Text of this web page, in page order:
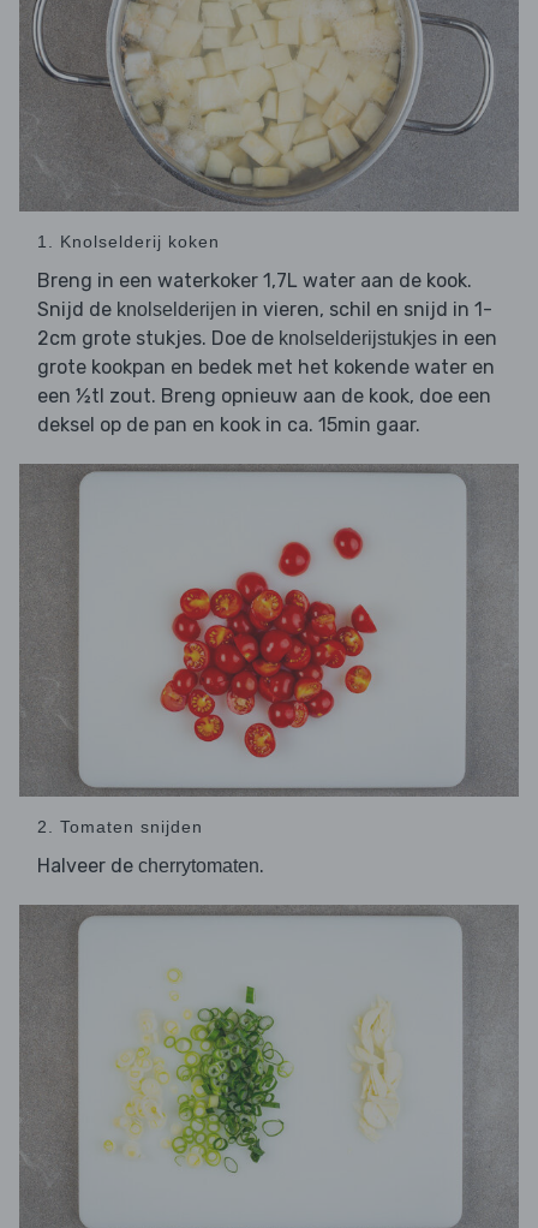
1. Knolselderij koken
Breng in een waterkoker 1,7L water aan de kook.
Snijd de knolselderijen in vieren, schil en snijd in 1-
2cm grote stukjes. Doe de knolselderijstukjes in een
grote kookpan en bedek met het kokende water en
een ½tl zout. Breng opnieuw aan de kook, doe een
deksel op de pan en kook in ca. 15min gaar.
2. Tomaten snijden
Halveer de cherrytomaten.